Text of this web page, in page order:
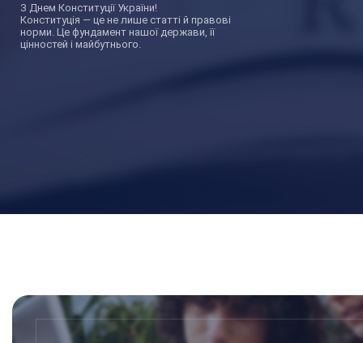
З Днем Конституції України!
Конституція — це не лише статті й правові
норми. Це фундамент нашої держави, її
цінностей і майбутнього.